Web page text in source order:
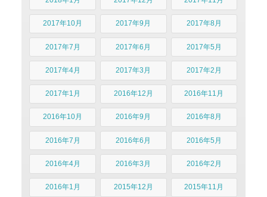
2017年10月 2017年9月 2017年8月
2017年7月 2017年6月 2017年5月
2017年4月 2017年3月 2017年2月
2017年1月 2016年12月 2016年11月
2016年10月 2016年9月 2016年8月
2016年7月 2016年6月 2016年5月
2016年4月 2016年3月 2016年2月
2016年1月 2015年12月 2015年11月